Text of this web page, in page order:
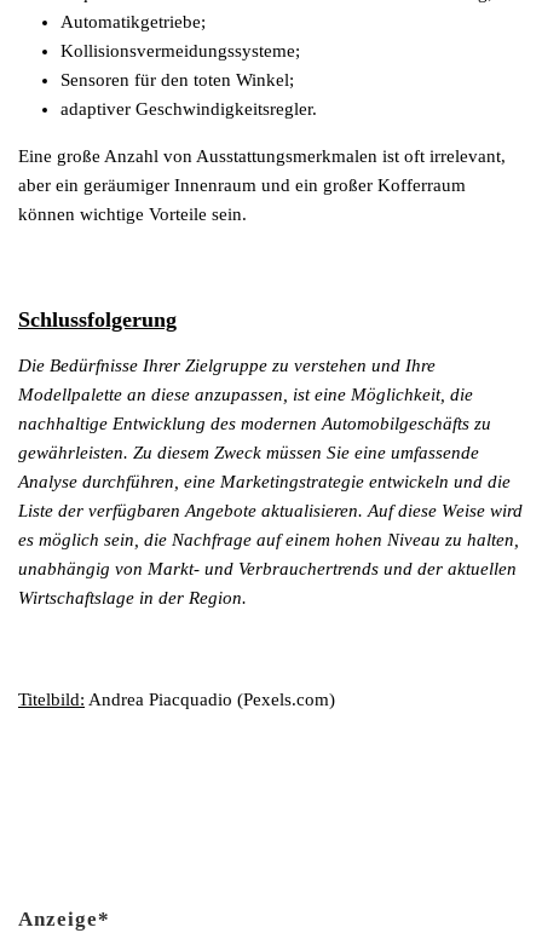
Automatikgetriebe;
Kollisionsvermeidungssysteme;
Sensoren für den toten Winkel;
adaptiver Geschwindigkeitsregler.
Eine große Anzahl von Ausstattungsmerkmalen ist oft irrelevant,
aber ein geräumiger Innenraum und ein großer Kofferraum
können wichtige Vorteile sein.
Schlussfolgerung
Die Bedürfnisse Ihrer Zielgruppe zu verstehen und Ihre
Modellpalette an diese anzupassen, ist eine Möglichkeit, die
nachhaltige Entwicklung des modernen Automobilgeschäfts zu
gewährleisten. Zu diesem Zweck müssen Sie eine umfassende
Analyse durchführen, eine Marketingstrategie entwickeln und die
Liste der verfügbaren Angebote aktualisieren. Auf diese Weise wird
es möglich sein, die Nachfrage auf einem hohen Niveau zu halten,
unabhängig von Markt- und Verbrauchertrends und der aktuellen
Wirtschaftslage in der Region.
Titelbild: Andrea Piacquadio (Pexels.com)
Anzeige*